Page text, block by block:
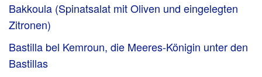
Bakkoula (Spinatsalat mit Oliven und eingelegten
Zitronen)
Bastilla bel Kemroun, die Meeres-Königin unter den
Bastillas